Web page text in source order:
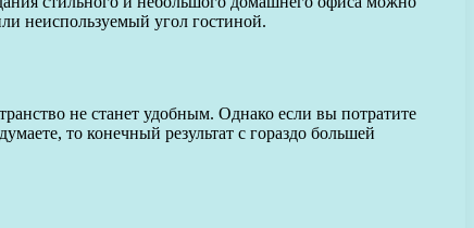
неиспользуемый угол гостиной.
не станет удобным. Однако если вы потратите
то конечный результат с гораздо большей